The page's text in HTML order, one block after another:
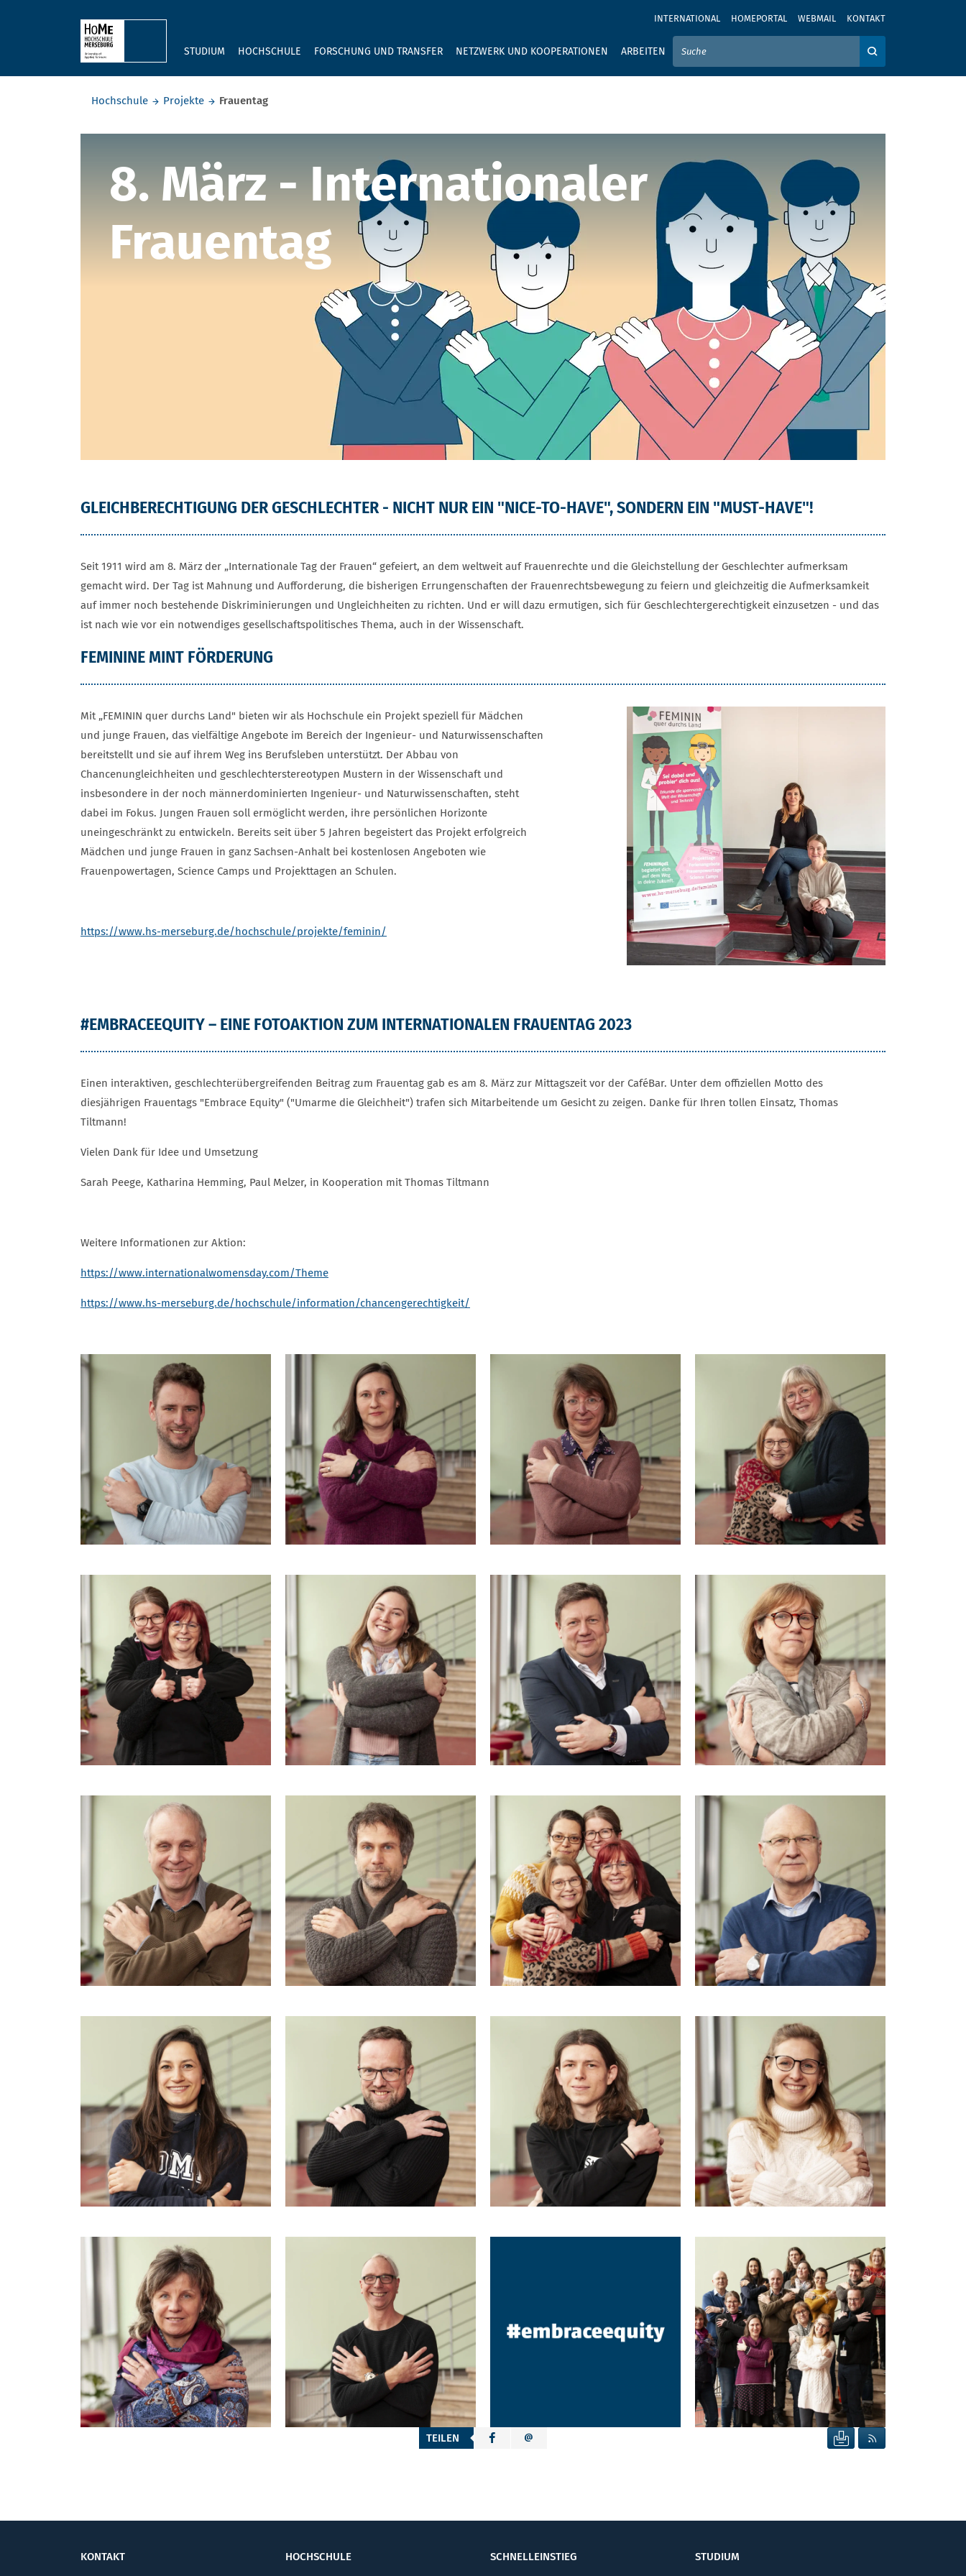
INTERNATIONAL HOMEPORTAL WEBMAIL KONTAKT
STUDIUM HOCHSCHULE FORSCHUNG UND TRANSFER NETZWERK UND KOOPERATIONEN ARBEITEN
GEBEN SIE HIER IHREN SUCHBEGRIFF EIN
Hochschule
Projekte Frauentag
Frauentag
8. März - Internationaler
Frauentag
GLEICHBERECHTIGUNG DER GESCHLECHTER - NICHT NUR EIN "NICE-TO-HAVE", SONDERN EIN "MUST-HAVE"!
Seit 1911 wird am 8. März der „Internationale Tag der Frauen“ gefeiert, an dem weltweit auf Frauenrechte und die Gleichstellung der Geschlechter aufmerksam
gemacht wird. Der Tag ist Mahnung und Aufforderung, die bisherigen Errungenschaften der Frauenrechtsbewegung zu feiern und gleichzeitig die Aufmerksamkeit
auf immer noch bestehende Diskriminierungen und Ungleichheiten zu richten. Und er will dazu ermutigen, sich für Geschlechtergerechtigkeit einzusetzen - und das
ist nach wie vor ein notwendiges gesellschaftspolitisches Thema, auch in der Wissenschaft.
FEMININE MINT FÖRDERUNG
Mit „FEMININ quer durchs Land" bieten wir als Hochschule ein Projekt speziell für Mädchen
und junge Frauen, das vielfältige Angebote im Bereich der Ingenieur- und Naturwissenschaften
bereitstellt und sie auf ihrem Weg ins Berufsleben unterstützt. Der Abbau von
Chancenungleichheiten und geschlechterstereotypen Mustern in der Wissenschaft und
insbesondere in der noch männerdominierten Ingenieur- und Naturwissenschaften, steht
dabei im Fokus. Jungen Frauen soll ermöglicht werden, ihre persönlichen Horizonte
uneingeschränkt zu entwickeln. Bereits seit über 5 Jahren begeistert das Projekt erfolgreich
Mädchen und junge Frauen in ganz Sachsen-Anhalt bei kostenlosen Angeboten wie
Frauenpowertagen, Science Camps und Projekttagen an Schulen.
https://www.hs-merseburg.de/hochschule/projekte/feminin/
#EMBRACEEQUITY – EINE FOTOAKTION ZUM INTERNATIONALEN FRAUENTAG 2023
Einen interaktiven, geschlechterübergreifenden Beitrag zum Frauentag gab es am 8. März zur Mittagszeit vor der CaféBar. Unter dem offiziellen Motto des
diesjährigen Frauentags "Embrace Equity" ("Umarme die Gleichheit") trafen sich Mitarbeitende um Gesicht zu zeigen. Danke für Ihren tollen Einsatz, Thomas
Tiltmann!
Vielen Dank für Idee und Umsetzung
Sarah Peege, Katharina Hemming, Paul Melzer, in Kooperation mit Thomas Tiltmann
Weitere Informationen zur Aktion:
https://www.internationalwomensday.com/Theme
https://www.hs-merseburg.de/hochschule/information/chancengerechtigkeit/
TEILEN SEITE DRUCKEN
KONTAKT HOCHSCHULE SCHNELLEINSTIEG STUDIUM